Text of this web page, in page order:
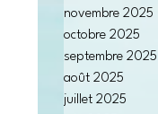
novembre 2025
octobre 2025
septembre 2025
août 2025
juillet 2025